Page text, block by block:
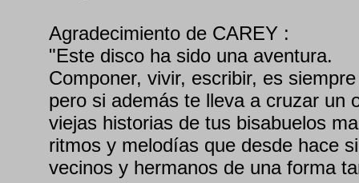
Agradecimiento de CAREY :
"Este disco ha sido una aventura.
Componer, vivir, escribir, es
pero si además te lleva a cruzar un
viejas historias de tus bisabuelos
ritmos y melodías que desde hace
vecinos y hermanos de una forma